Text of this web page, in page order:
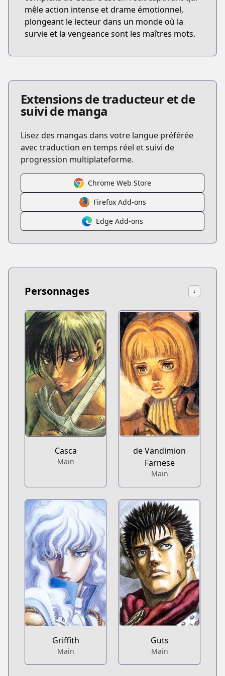
mêle action intense et drame émotionnel,
plongeant le lecteur dans un monde où la
survie et la vengeance sont les maîtres mots.
Extensions de traducteur et de
suivi de manga
Lisez des mangas dans votre langue préférée
avec traduction en temps réel et suivi de
progression multiplateforme.
Chrome Web Store
Firefox Add-ons
Edge Add-ons
Personnages ↓
Casca
Main
de Vandimion
Farnese
Main
Griffith
Main
Guts
Main